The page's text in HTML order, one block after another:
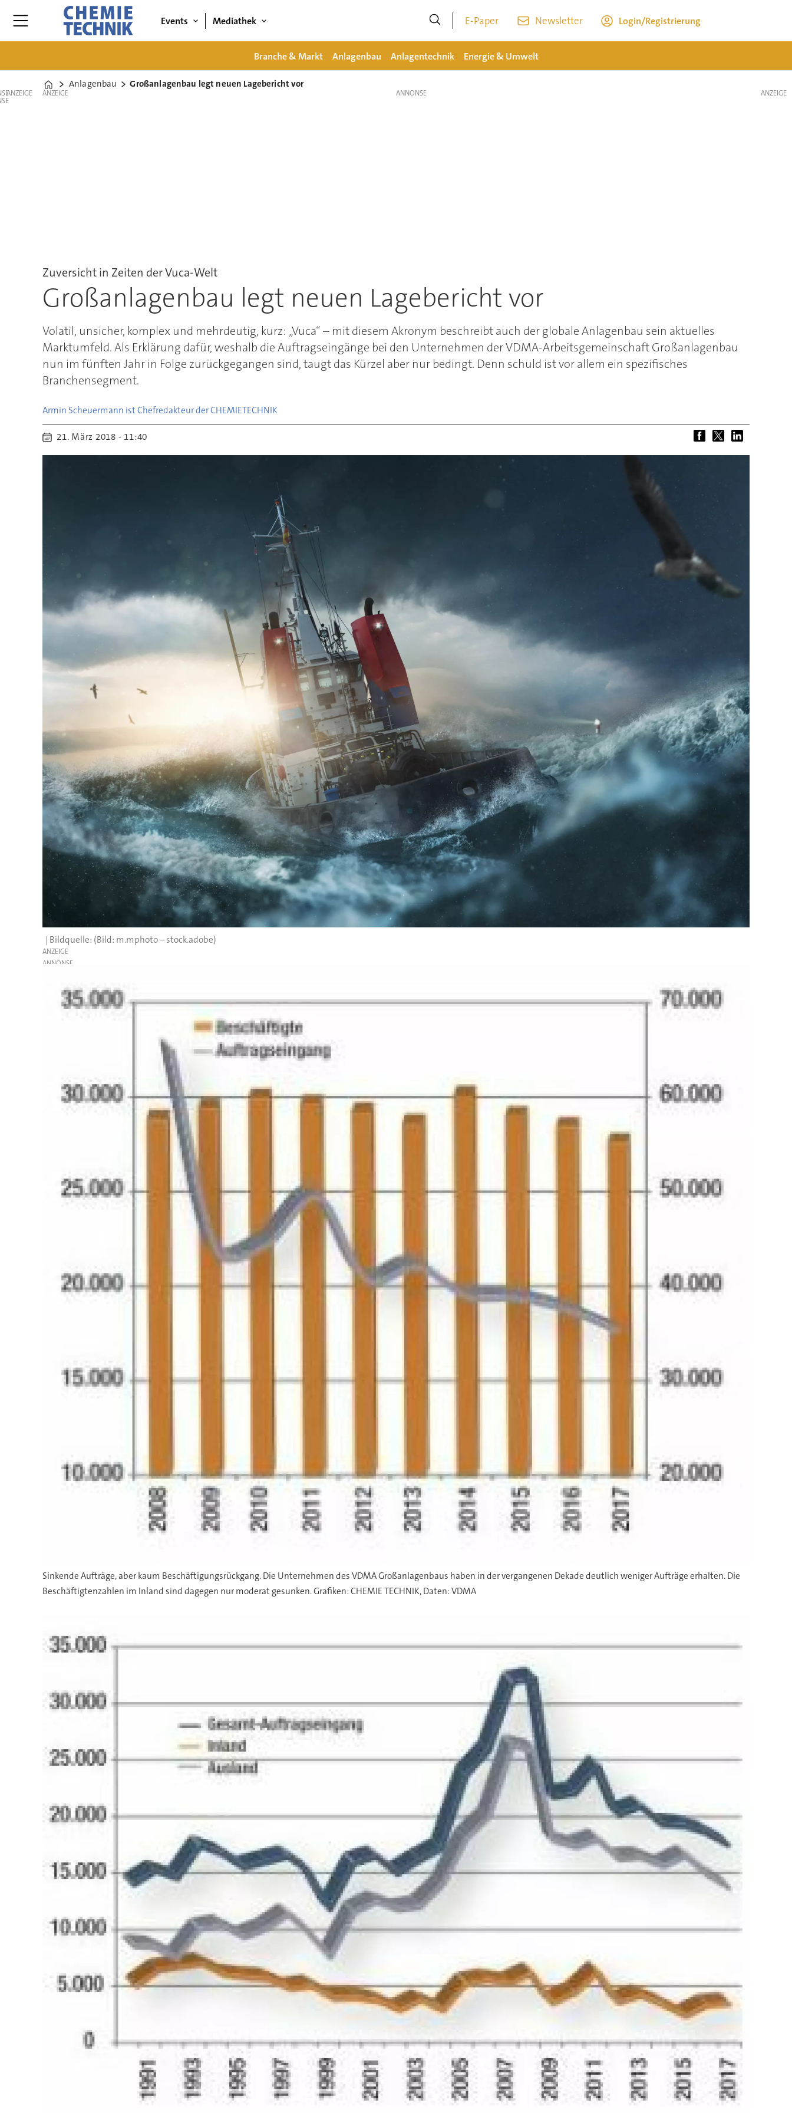
Events Mediathek E-Paper Newsletter Login/Registrierung
Branche & Markt Anlagenbau Anlagentechnik Energie & Umwelt
Home
Anlagenbau Großanlagenbau legt neuen Lagebericht vor
ANZEIGE ANZEIGE
Zuversicht in Zeiten der Vuca-Welt
Großanlagenbau legt neuen Lagebericht vor
Volatil, unsicher, komplex und mehrdeutig, kurz: „Vuca“ – mit diesem Akronym beschreibt auch der globale Anlagenbau sein aktuelles
Marktumfeld. Als Erklärung dafür, weshalb die Auftragseingänge bei den Unternehmen der VDMA-Arbeitsgemeinschaft Großanlagenbau
nun im fünften Jahr in Folge zurückgegangen sind, taugt das Kürzel aber nur bedingt. Denn schuld ist vor allem ein spezifisches
Branchensegment.
Armin Scheuermann ist Chefredakteur der CHEMIETECHNIK
21. März 2018 - 11:40
(Bild: m.mphoto – stock.adobe)
ANZEIGE
Sinkende Aufträge, aber kaum Beschäftigungsrückgang. Die Unternehmen des VDMA Großanlagenbaus haben in der vergangenen Dekade deutlich weniger Aufträge erhalten. Die
Beschäftigtenzahlen im Inland sind dagegen nur moderat gesunken. Grafiken: CHEMIE TECHNIK, Daten: VDMA
ANZEIGE